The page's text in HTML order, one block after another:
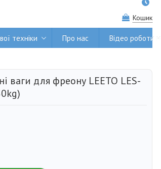
Кошик
техніки Про нас Відео роботи
ваги для фреону LEETO LES-